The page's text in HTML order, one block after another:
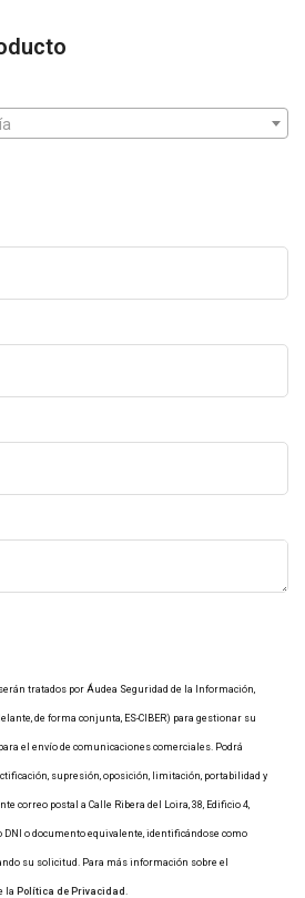
tratados por Áudea Seguridad de la Información,
de forma conjunta, ES-CIBER) para gestionar su
el envío de comunicaciones comerciales. Podrá
supresión, oposición, limitación, portabilidad y
correo postal a Calle Ribera del Loira, 38, Edificio 4,
DNI o documento equivalente, identificándose como
su solicitud. Para más información sobre el
la Política de Privacidad